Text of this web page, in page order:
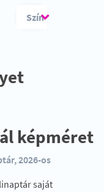
képméret
2026-os
saját